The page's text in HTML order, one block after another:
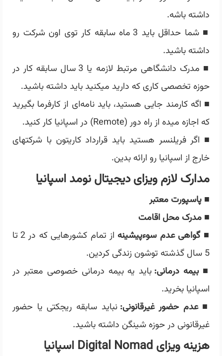
داشته باشه.
■ شما حداقل باید 3 ماه سابقه کار توی اون شرکت رو
داشته باشید.
■ مدرک دانشگاهی مرتبط لازمه یا 3 سال سابقه کار در
حوزه تخصصی کاری که دارید میکنید باید داشته باشید.
■ اگه کارمند جایی هستید، باید نامه‌ای از کارفرما بگیرید
که اجازه میده از راه دور (Remote) در اسپانیا کار کنید.
■ اگر فریلنسر هستید باید قرارداد کاریتون با شرکتهای
خارج از اسپانیا رو ارائه بدین.
مدارک لازم ویزای دیجیتال نومد اسپانیا
■ پاسپورت معتبر
■ مدرک محل اقامت
■گواهی عدم سوءپیشینه
از تمام کشورهایی که در 2 تا
5 سال گذشته توشون زندگی کردین.
■بیمه درمانی: باید یه بیمه درمانی خصوصی معتبر در
اسپانیا بخرید.
■عدم حضور غیرقانونی: نباید سابقه ریجکتی یا حضور
غیرقانونی در حوزه شینگن داشته باشید.
هزینه ویزای Digital Nomad اسپانیا